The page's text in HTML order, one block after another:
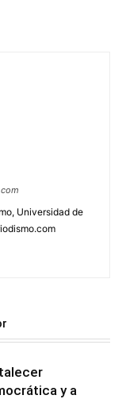
Universidad de
y a